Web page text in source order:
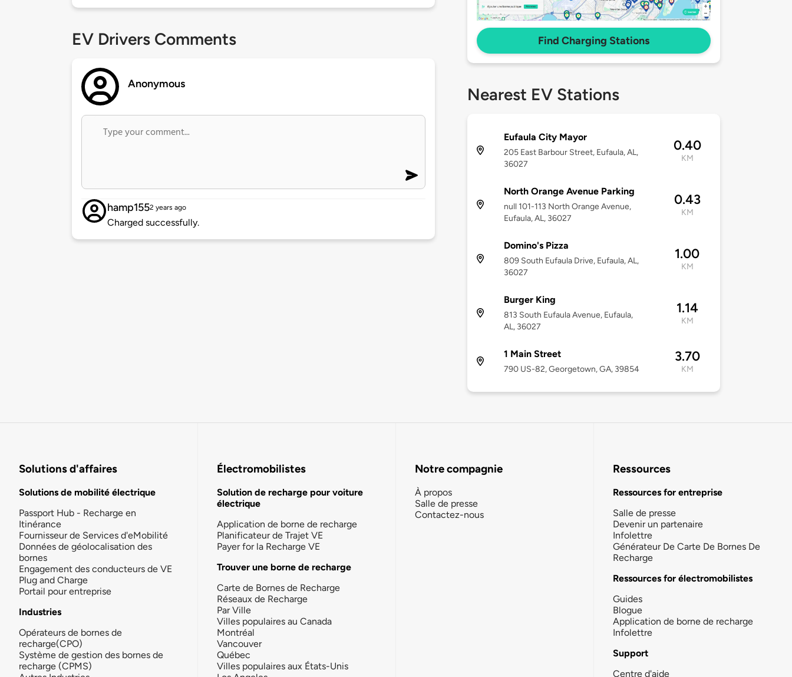
EV Drivers Comments
Anonymous
hamp1552 years ago
Charged successfully.
Find Charging Stations
Nearest EV Stations
Eufaula City Mayor
205 East Barbour Street, Eufaula, AL,
36027
0.40
KM
North Orange Avenue Parking
null 101-113 North Orange Avenue,
Eufaula, AL, 36027
0.43
KM
Domino's Pizza
809 South Eufaula Drive, Eufaula, AL,
36027
1.00
KM
Burger King
813 South Eufaula Avenue, Eufaula,
AL, 36027
1.14
KM
1 Main Street
790 US-82, Georgetown, GA, 39854
3.70
KM
Solutions d'affaires
Solutions de mobilité électrique
Passport Hub - Recharge en
Itinérance
Fournisseur de Services d'eMobilité
Données de géolocalisation des
bornes
Engagement des conducteurs de VE
Plug and Charge
Portail pour entreprise
Industries
Opérateurs de bornes de
recharge(CPO)
Système de gestion des bornes de
recharge (CPMS)
Électromobilistes
Solution de recharge pour voiture
électrique
Application de borne de recharge
Planificateur de Trajet VE
Payer for la Recharge VE
Trouver une borne de recharge
Carte de Bornes de Recharge
Réseaux de Recharge
Par Ville
Villes populaires au Canada
Montréal
Vancouver
Québec
Villes populaires aux États-Unis
Notre compagnie
À propos
Salle de presse
Contactez-nous
Ressources
Ressources for entreprise
Salle de presse
Devenir un partenaire
Infolettre
Générateur De Carte De Bornes De
Recharge
Ressources for électromobilistes
Guides
Blogue
Application de borne de recharge
Infolettre
Support
Centre d'aide